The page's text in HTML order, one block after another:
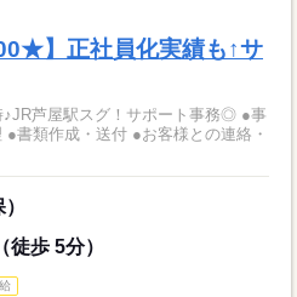
】正社員化実績も↑サ
芦屋駅スグ！サポート事務◎ ●事
書類作成・送付 ●お客様との連絡・
歩 5分）